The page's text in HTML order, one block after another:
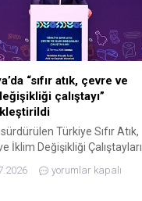
“sıfır atık, çevre ve
çalıştayı”
Türkiye Sıfır Atık,
İklim Değişikliği Çalıştayları
İklim Değişikliği Çalıştayı”
Sıfır Atık Vakfı Onursal
yorumlar kapalı